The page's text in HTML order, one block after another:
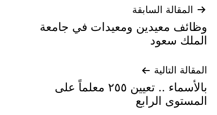
تصفّح
المقالات
المقالة السابقة
وظائف معيدين ومعيدات في جامعة
الملك سعود
المقالة التالية
بالأسماء .. تعيين ٢٥٥ معلماً على
المستوى الرابع